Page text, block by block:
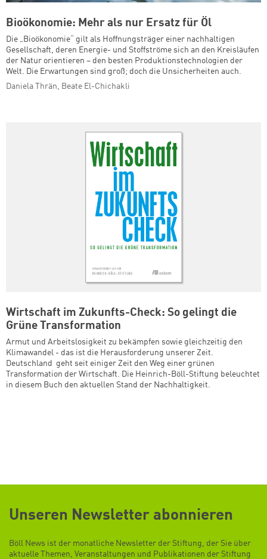
Bioökonomie: Mehr als nur Ersatz für Öl
Die „Bioökonomie“ gilt als Hoffnungsträger einer nachhaltigen
Gesellschaft, deren Energie- und Stoffströme sich an den Kreisläufen
der Natur orientieren – den besten Produktionstechnologien der
Welt. Die Erwartungen sind groß; doch die Unsicherheiten auch.
Daniela Thrän, Beate El-Chichakli
Wirtschaft im Zukunfts-Check: So gelingt die
Grüne Transformation
Armut und Arbeitslosigkeit zu bekämpfen sowie gleichzeitig den
Klimawandel - das ist die Herausforderung unserer Zeit.
Deutschland geht seit einiger Zeit den Weg einer grünen
Transformation der Wirtschaft. Die Heinrich-Böll-Stiftung beleuchtet
in diesem Buch den aktuellen Stand der Nachhaltigkeit.
Unseren Newsletter abonnieren
Böll News ist der monatliche Newsletter der Stiftung, der Sie über
aktuelle Themen, Veranstaltungen und Publikationen der Stiftung